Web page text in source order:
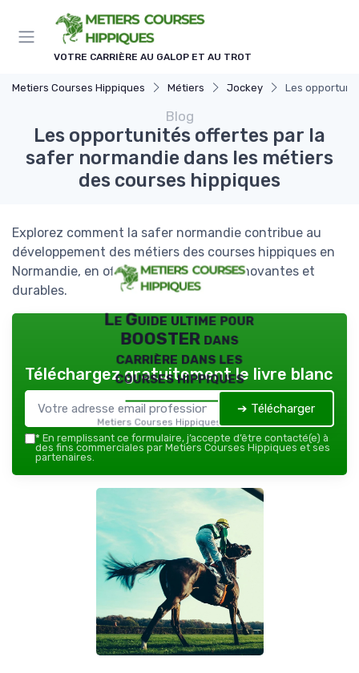
VOTRE CARRIÈRE AU GALOP ET AU TROT
Metiers Courses Hippiques Métiers Jockey Les
Blog
Les opportunités offertes par la
safer normandie dans les métiers
des courses hippiques
Explorez comment la safer normandie contribue au
développement des métiers des courses hippiques en
Normandie, en offrant des solutions innovantes et
durables.
Le Guide ultime pour
BOOSTER dans
carrière dans les
courses hippiques
Metiers Courses Hippiques — 2026
Téléchargez gratuitement le livre blanc
➔ Télécharger
* En remplissant ce formulaire, j’accepte d’être contacté(e) à
des fins commerciales par Metiers Courses Hippiques et ses
partenaires.
Panneau de gestion des cookies